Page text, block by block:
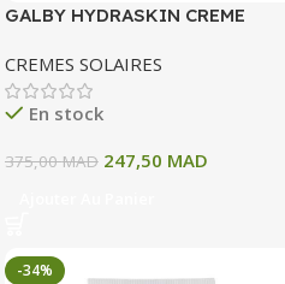
GALBY HYDRASKIN CREME
CREMES SOLAIRES
En stock
375,00MAD 247,50 MAD
-34%